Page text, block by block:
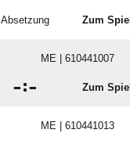
Absetzung Zum Spiel
ME | 610441007
: Zum Spiel
ME | 610441013